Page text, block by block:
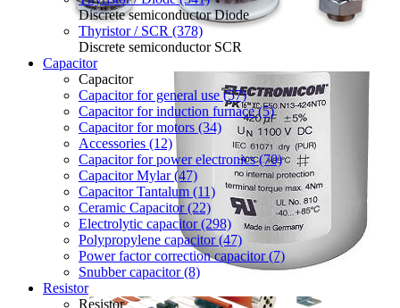
Discrete semiconductor Diode
Thyristor / SCR (378)
Discrete semiconductor SCR
Capacitor
Capacitor
Capacitor for general use (57)
Capacitor for induction furnace (5)
Capacitor for motors (34)
Accessories (12)
Capacitor for power electronics (70)
Capacitor Mylar (47)
Capacitor Tantalum (11)
Ceramic Capacitor (22)
Electrolytic capacitor (298)
Polypropylene capacitor (47)
Power factor correction capacitor (7)
Snubber capacitor (8)
Resistor
Resistor